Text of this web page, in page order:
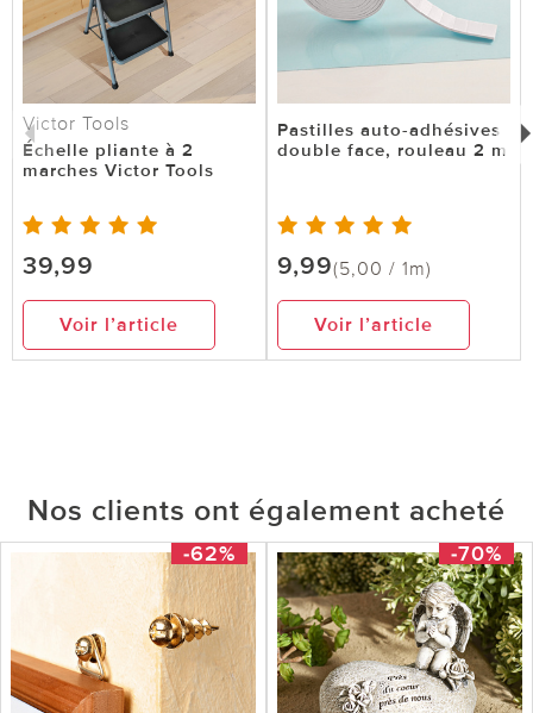
Victor Tools
Échelle pliante à 2
marches Victor Tools
39,99
Voir l’article
Pastilles auto-adhésives
double face, rouleau 2 m
9,99(5,00 / 1m)
Voir l’article
Nos clients ont également acheté
-62% -70%